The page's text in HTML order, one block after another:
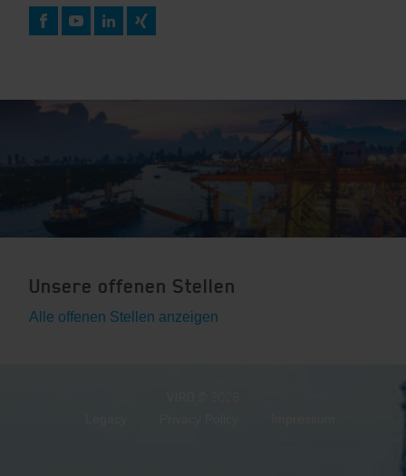
Unsere offenen Stellen
Alle offenen Stellen anzeigen